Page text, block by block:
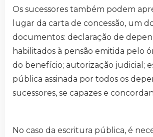
Os sucessores também podem
lugar da carta de concessão, um
documentos: declaração de
habilitados à pensão emitida pelo
do benefício; autorização judicial;
pública assinada por todos os
sucessores, se capazes e
No caso da escritura pública, é